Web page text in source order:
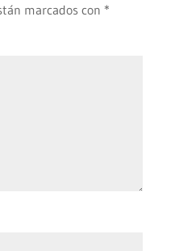
marcados con *